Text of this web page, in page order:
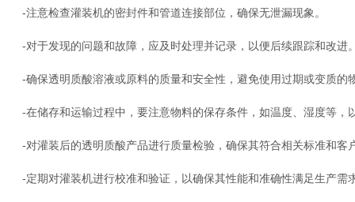
-注意检查灌装机的密封件和管道连接部位，确保无泄漏现象。
-对于发现的问题和故障，应及时处理并记录，以便后续跟踪和改进
-确保透明质酸溶液或原料的质量和安全性，避免使用过期或变质的
-在储存和运输过程中，要注意物料的保存条件，如温度、湿度等，
-对灌装后的透明质酸产品进行质量检验，确保其符合相关标准和客
-定期对灌装机进行校准和验证，以确保其性能和准确性满足生产需